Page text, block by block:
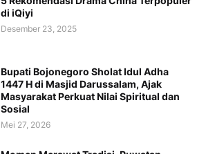
di iQiyi
Desember 23, 2025
Bupati Bojonegoro Sholat Idul Adha
1447 H di Masjid Darussalam, Ajak
Masyarakat Perkuat Nilai Spiritual dan
Sosial
Mei 27, 2026